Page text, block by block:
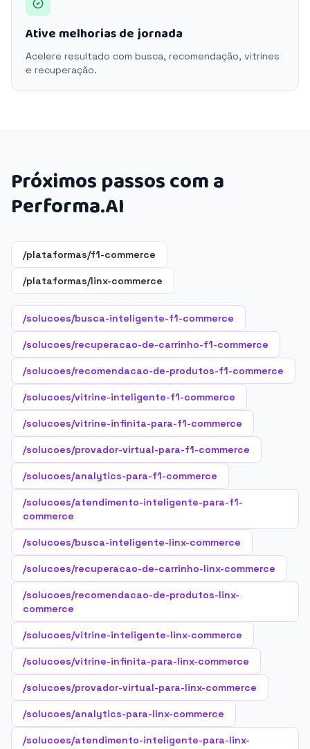
Ative melhorias de jornada
Acelere resultado com busca, recomendação, vitrines
e recuperação.
Próximos passos com a
Performa.AI
/plataformas/f1-commerce
/plataformas/linx-commerce
/solucoes/busca-inteligente-f1-commerce
/solucoes/recuperacao-de-carrinho-f1-commerce
/solucoes/recomendacao-de-produtos-f1-commerce
/solucoes/vitrine-inteligente-f1-commerce
/solucoes/vitrine-infinita-para-f1-commerce
/solucoes/provador-virtual-para-f1-commerce
/solucoes/analytics-para-f1-commerce
/solucoes/atendimento-inteligente-para-f1-
commerce
/solucoes/busca-inteligente-linx-commerce
/solucoes/recuperacao-de-carrinho-linx-commerce
/solucoes/recomendacao-de-produtos-linx-
commerce
/solucoes/vitrine-inteligente-linx-commerce
/solucoes/vitrine-infinita-para-linx-commerce
/solucoes/provador-virtual-para-linx-commerce
/solucoes/analytics-para-linx-commerce
/solucoes/atendimento-inteligente-para-linx-